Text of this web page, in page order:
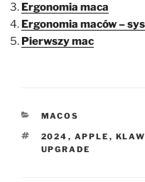
Ergonomia maca
Ergonomia maców –
Pierwszy mac
KATEGORIE
MACOS
TAGI
2024 , APPLE ,
UPGRADE